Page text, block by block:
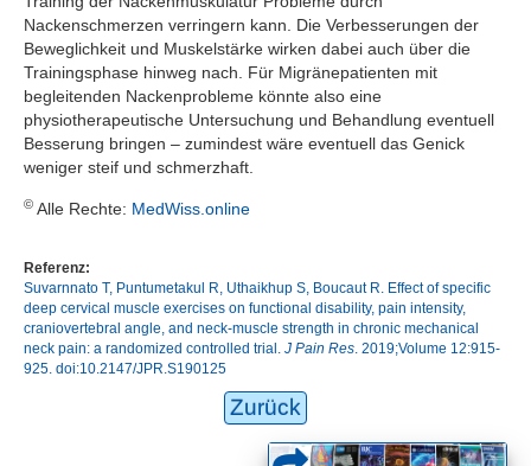
Nackenschmerzen verringern kann. Die Verbesserungen der
Beweglichkeit und Muskelstärke wirken dabei auch über die
Trainingsphase hinweg nach. Für Migränepatienten mit
begleitenden Nackenprobleme könnte also eine
physiotherapeutische Untersuchung und Behandlung eventuell
Besserung bringen – zumindest wäre eventuell das Genick
weniger steif und schmerzhaft.
© Alle Rechte: MedWiss.online
Referenz:
Suvarnnato T, Puntumetakul R, Uthaikhup S, Boucaut R. Effect of specific
deep cervical muscle exercises on functional disability, pain intensity,
craniovertebral angle, and neck-muscle strength in chronic mechanical
neck pain: a randomized controlled trial. J Pain Res. 2019;Volume 12:915-
925. doi:10.2147/JPR.S190125
Zurück